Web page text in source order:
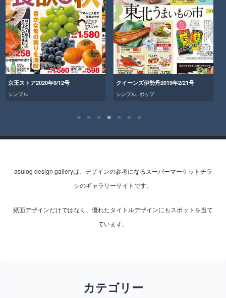
京王ストア2020年9/12号
シンプル
クイーンズ伊勢丹2019年2/21号
シンプル, ポップ
asulog design galleryは、デザインの参考になるスーパーマーケットチラ
シのギャラリーサイトです。
紙面デザインだけではなく、優れたタイトルデザインにもスポットを当て
ています。
カテゴリー